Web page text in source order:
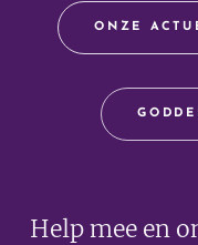
ONZE
Help mee en